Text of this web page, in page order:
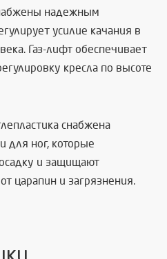
надежным
усилие качания в
Газ-лифт обеспечивает
кресла по высоте
снабжена
для ног, которые
и защищают
царапин и загрязнения.